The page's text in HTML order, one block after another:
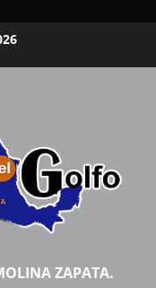
ZAPATA.